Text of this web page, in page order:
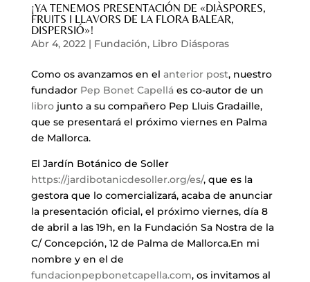
¡YA TENEMOS PRESENTACIÓN DE «DIÀSPORES,
FRUITS I LLAVORS DE LA FLORA BALEAR,
DISPERSIÓ»!
Abr 4, 2022| Fundación, Libro Diásporas
Como os avanzamos en el anterior post, nuestro
fundador Pep Bonet Capellá es co-autor de un
librojunto a su compañero Pep Lluis Gradaille,
que se presentará el próximo viernes en Palma
de Mallorca.
El Jardín Botánico de Soller
https://jardibotanicdesoller.org/es/, que es la
gestora que lo comercializará, acaba de anunciar
la presentación oficial, el próximo viernes, día 8
de abril a las 19h, en la Fundación Sa Nostra de la
C/ Concepción, 12 de Palma de Mallorca.En mi
nombre y en el de
fundacionpepbonetcapella.com, os invitamos al